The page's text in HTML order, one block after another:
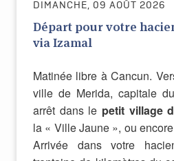
DIMANCHE, 09 AOÛT 2026
Départ pour votre
via Izamal
Matinée libre à Cancun.
ville de Merida, capitale
arrêt dans le petit village
la « Ville Jaune », ou
Arrivée dans votre